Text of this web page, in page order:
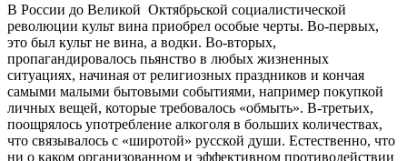
В России до Великой Октябрьской социалистической
революции культ вина приобрел особые черты. Во-первых,
это был культ не вина, а водки. Во-вторых,
пропагандировалось пьянство в любых жизненных
ситуациях, начиная от религиозных праздников и кончая
самыми малыми бытовыми событиями, например покупкой
личных вещей, которые требовалось «обмыть». В-третьих,
поощрялось употребление алкоголя в больших количествах,
что связывалось с «широтой» русской души. Естественно, что
ни о каком организованном и эффективном противодействии